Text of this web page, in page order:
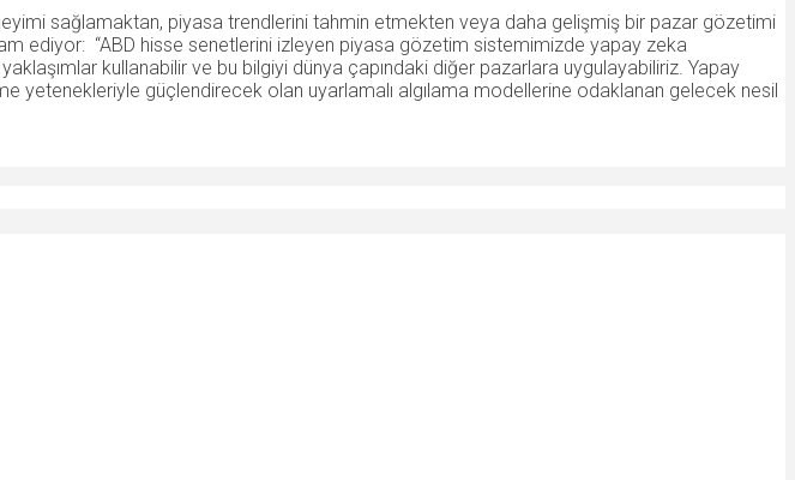
sağlamaktan, piyasa trendlerini tahmin etmekten veya daha gelişmiş bir pazar gözetimi
ediyor: “ABD hisse senetlerini izleyen piyasa gözetim sistemimizde yapay zeka
kullanabilir ve bu bilgiyi dünya çapındaki diğer pazarlara uygulayabiliriz. Yapay
yetenekleriyle güçlendirecek olan uyarlamalı algılama modellerine odaklanan gelecek nesil